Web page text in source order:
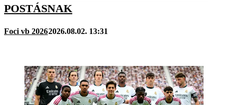
POSTÁSNAK
Foci vb 20262026.08.02. 13:31